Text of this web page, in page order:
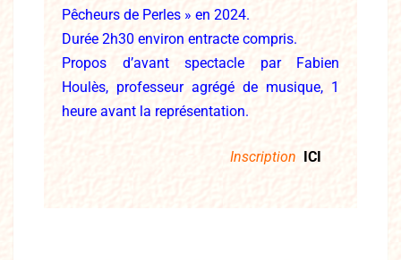
Pêcheurs de Perles » en 2024.
Durée 2h30 environ entracte compris.
Propos d’avant spectacle par Fabien
Houlès, professeur agrégé de musique, 1
heure avant la représentation.
Inscription ICI